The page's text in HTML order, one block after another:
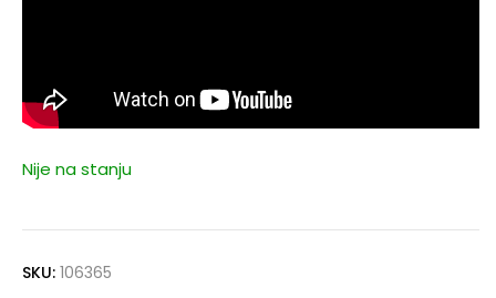
Nije na stanju
SKU: 106365